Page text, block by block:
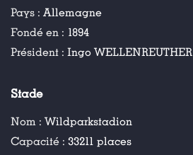
Pays : Allemagne
Fondé en : 1894
Président : Ingo WELLENREUTHER
Stade
Nom : Wildparkstadion
Capacité : 33211 places